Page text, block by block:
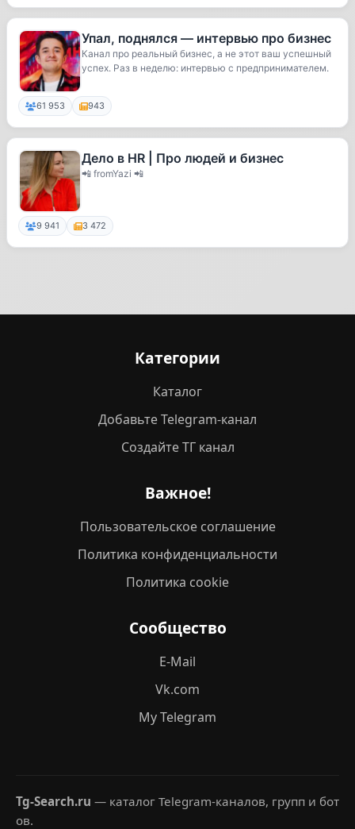
Упал, поднялся — интервью про бизнес
Канал про реальный бизнес, а не этот ваш успешный
успех. Раз в неделю: интервью с предпринимателем.
61 953 943
Дело в HR | Про людей и бизнес
📲 fromYazi 📲
9 941 3 472
Категории
Каталог
Добавьте Telegram-канал
Создайте ТГ канал
Важное!
Пользовательское соглашение
Политика конфиденциальности
Политика cookie
Сообщество
E-Mail
Vk.com
My Telegram
Tg-Search.ru — каталог Telegram-каналов, групп и бот
ов.